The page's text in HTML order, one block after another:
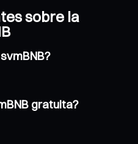
sobre la
gratuita?